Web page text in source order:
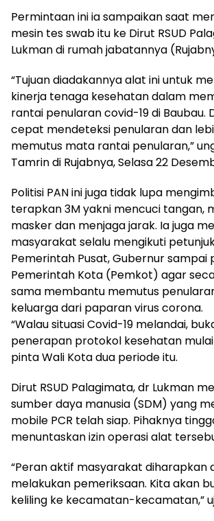
Permintaan ini ia sampaikan saat
mesin tes swab itu ke Dirut RSUD
Lukman di rumah jabatannya
“Tujuan diadakannya alat ini untuk
kinerja tenaga kesehatan dalam
rantai penularan covid-19 di Baubau.
cepat mendeteksi penularan dan
memutus mata rantai penularan,”
Tamrin di Rujabnya, Selasa 22
Politisi PAN ini juga tidak lupa
terapkan 3M yakni mencuci tangan,
masker dan menjaga jarak. Ia juga
masyarakat selalu mengikuti
Pemerintah Pusat, Gubernur sampai
Pemerintah Kota (Pemkot) agar
sama membantu memutus
keluarga dari paparan virus corona.
“Walau situasi Covid-19 melandai,
penerapan protokol kesehatan mulai
pinta Wali Kota dua periode itu.
Dirut RSUD Palagimata, dr Lukman
sumber daya manusia (SDM) yang
mobile PCR telah siap. Pihaknya
menuntaskan izin operasi alat
“Peran aktif masyarakat diharapkan
melakukan pemeriksaan. Kita akan
keliling ke kecamatan-kecamatan,”